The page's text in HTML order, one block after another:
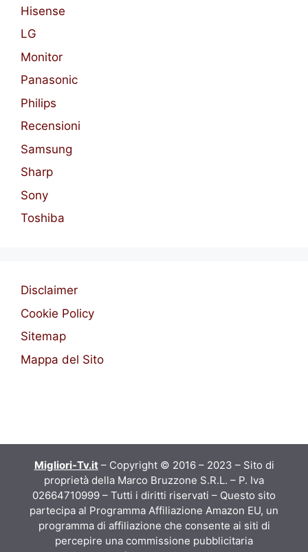
Hisense
LG
Monitor
Panasonic
Philips
Recensioni
Samsung
Sharp
Sony
Toshiba
Disclaimer
Cookie Policy
Sitemap
Mappa del Sito
Migliori-Tv.it– Copyright © 2016 – 2023 – Sito di
proprietà della Marco Bruzzone S.R.L. – P. Iva
02664710999 – Tutti i diritti riservati – Questo sito
partecipa al Programma Affiliazione Amazon EU, un
programma di affiliazione che consente ai siti di
percepire una commissione pubblicitaria